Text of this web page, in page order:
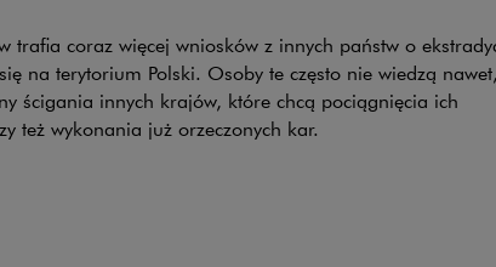
trafia coraz więcej wniosków z innych państw o
na terytorium Polski. Osoby te często nie wiedzą nawet,
ścigania innych krajów, które chcą pociągnięcia ich
też wykonania już orzeczonych kar.